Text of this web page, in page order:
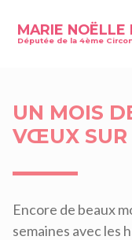
MARIE
Députée de la 4ème
UN MOIS
VŒUX SUR
Encore de beaux
semaines avec les